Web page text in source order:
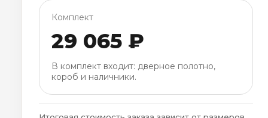
Комплект
29 065 ₽
В комплект входит: дверное полотно,
короб и наличники.